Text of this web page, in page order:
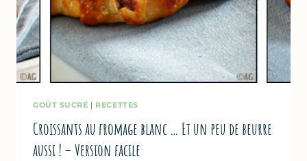
GOÛT SUCRÉ | RECETTES
Croissants au fromage blanc … Et un peu de beurre
aussi ! – Version facile